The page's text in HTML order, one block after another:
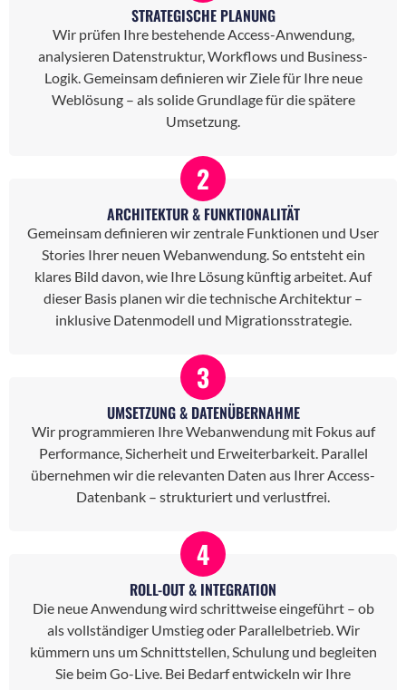
STRATEGISCHE PLANUNG
Wir prüfen Ihre bestehende Access-Anwendung,
analysieren Datenstruktur, Workflows und Business-
Logik. Gemeinsam definieren wir Ziele für Ihre neue
Weblösung – als solide Grundlage für die spätere
Umsetzung.
2
ARCHITEKTUR & FUNKTIONALITÄT
Gemeinsam definieren wir zentrale Funktionen und User
Stories Ihrer neuen Webanwendung. So entsteht ein
klares Bild davon, wie Ihre Lösung künftig arbeitet. Auf
dieser Basis planen wir die technische Architektur –
inklusive Datenmodell und Migrationsstrategie.
3
UMSETZUNG & DATENÜBERNAHME
Wir programmieren Ihre Webanwendung mit Fokus auf
Performance, Sicherheit und Erweiterbarkeit. Parallel
übernehmen wir die relevanten Daten aus Ihrer Access-
Datenbank – strukturiert und verlustfrei.
4
ROLL-OUT & INTEGRATION
Die neue Anwendung wird schrittweise eingeführt – ob
als vollständiger Umstieg oder Parallelbetrieb. Wir
kümmern uns um Schnittstellen, Schulung und begleiten
Sie beim Go-Live. Bei Bedarf entwickeln wir Ihre